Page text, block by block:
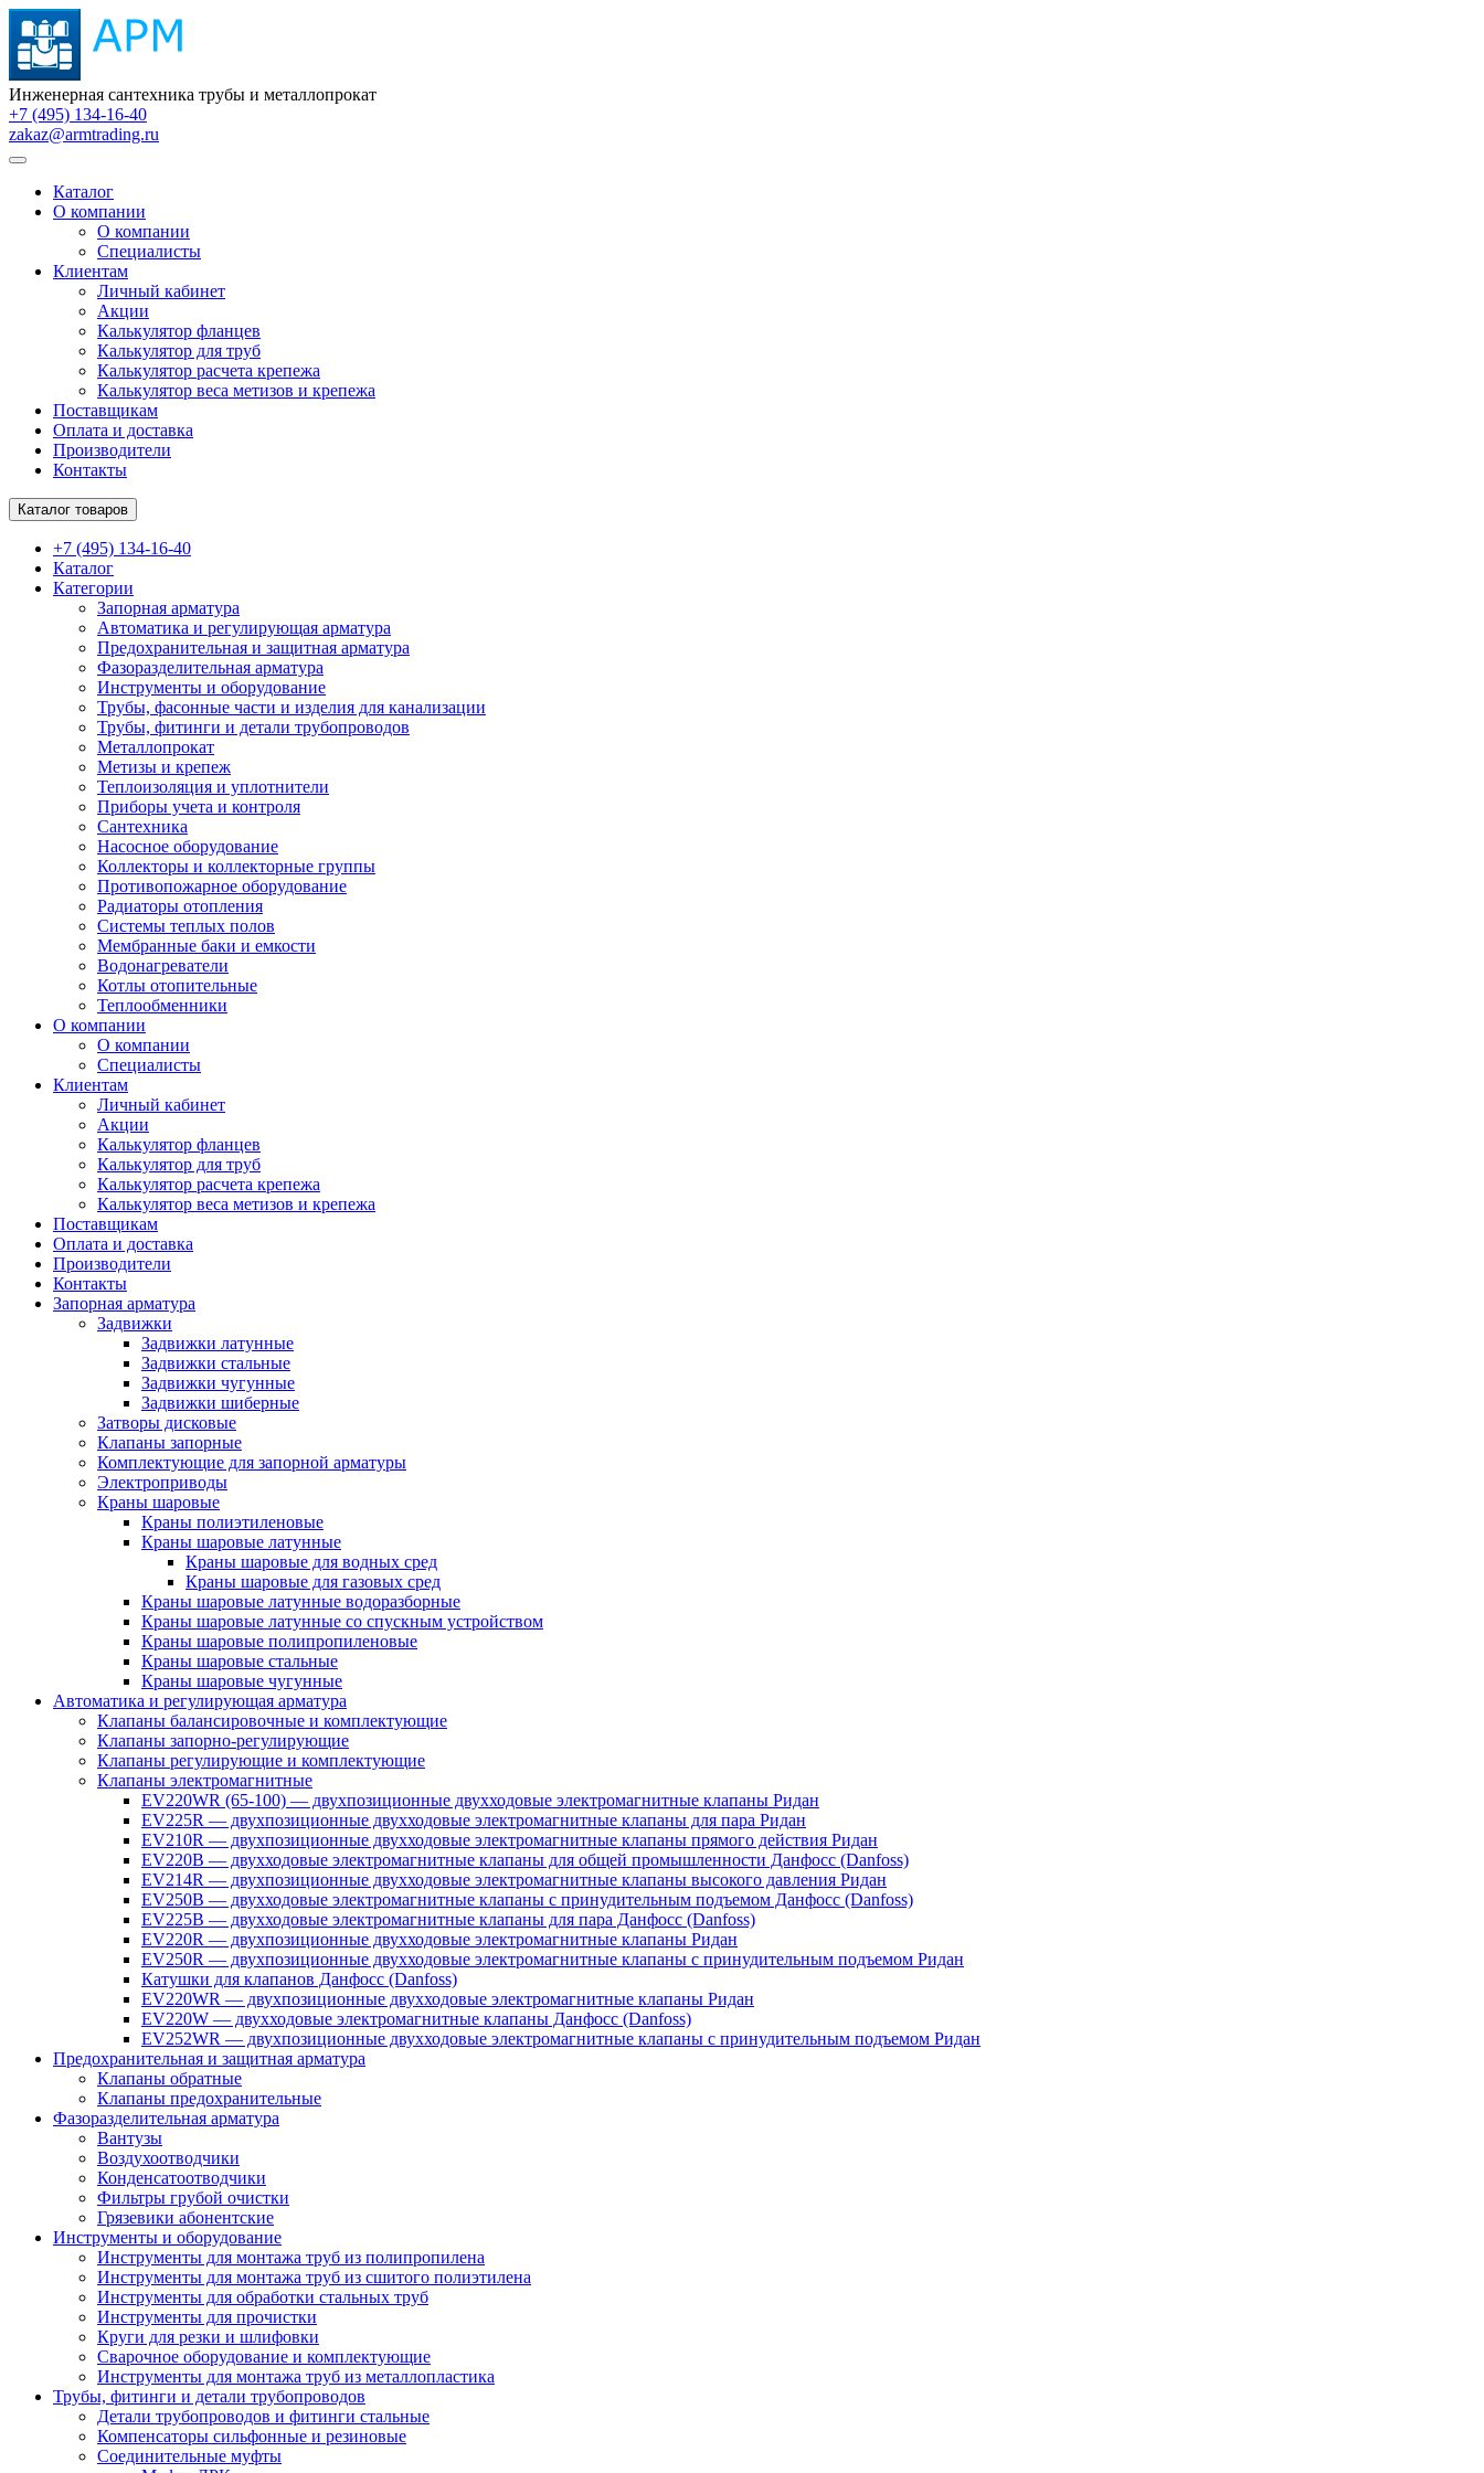
Инженерная сантехника трубы и металлопрокат
+7 (495) 134-16-40
zakaz@armtrading.ru
Каталог
О компании
О компании
Специалисты
Клиентам
Личный кабинет
Акции
Калькулятор фланцев
Калькулятор для труб
Калькулятор расчета крепежа
Калькулятор веса метизов и крепежа
Поставщикам
Оплата и доставка
Производители
Контакты
Каталог товаров
+7 (495) 134-16-40
Каталог
Категории
Запорная арматура
Автоматика и регулирующая арматура
Предохранительная и защитная арматура
Фазоразделительная арматура
Инструменты и оборудование
Трубы, фасонные части и изделия для канализации
Трубы, фитинги и детали трубопроводов
Металлопрокат
Метизы и крепеж
Теплоизоляция и уплотнители
Приборы учета и контроля
Сантехника
Насосное оборудование
Коллекторы и коллекторные группы
Противопожарное оборудование
Радиаторы отопления
Системы теплых полов
Мембранные баки и емкости
Водонагреватели
Котлы отопительные
Теплообменники
О компании
О компании
Специалисты
Клиентам
Личный кабинет
Акции
Калькулятор фланцев
Калькулятор для труб
Калькулятор расчета крепежа
Калькулятор веса метизов и крепежа
Поставщикам
Оплата и доставка
Производители
Контакты
Запорная арматура
Задвижки
Задвижки латунные
Задвижки стальные
Задвижки чугунные
Задвижки шиберные
Затворы дисковые
Клапаны запорные
Комплектующие для запорной арматуры
Электроприводы
Краны шаровые
Краны полиэтиленовые
Краны шаровые латунные
Краны шаровые для водных сред
Краны шаровые для газовых сред
Краны шаровые латунные водоразборные
Краны шаровые латунные со спускным устройством
Краны шаровые полипропиленовые
Краны шаровые стальные
Краны шаровые чугунные
Автоматика и регулирующая арматура
Клапаны балансировочные и комплектующие
Клапаны запорно-регулирующие
Клапаны регулирующие и комплектующие
Клапаны электромагнитные
EV220WR (65-100) — двухпозиционные двухходовые электромагнитные клапаны Ридан
EV225R — двухпозиционные двухходовые электромагнитные клапаны для пара Ридан
EV210R — двухпозиционные двухходовые электромагнитные клапаны прямого действия Ридан
EV220B — двухходовые электромагнитные клапаны для общей промышленности Данфосс (Danfoss)
EV214R — двухпозиционные двухходовые электромагнитные клапаны высокого давления Ридан
EV250B — двухходовые электромагнитные клапаны с принудительным подъемом Данфосс (Danfoss)
EV225B — двухходовые электромагнитные клапаны для пара Данфосс (Danfoss)
EV220R — двухпозиционные двухходовые электромагнитные клапаны Ридан
EV250R — двухпозиционные двухходовые электромагнитные клапаны с принудительным подъемом Ридан
Катушки для клапанов Данфосс (Danfoss)
EV220WR — двухпозиционные двухходовые электромагнитные клапаны Ридан
EV220W — двухходовые электромагнитные клапаны Данфосс (Danfoss)
EV252WR — двухпозиционные двухходовые электромагнитные клапаны с принудительным подъемом Ридан
Предохранительная и защитная арматура
Клапаны обратные
Клапаны предохранительные
Фазоразделительная арматура
Вантузы
Воздухоотводчики
Конденсатоотводчики
Фильтры грубой очистки
Грязевики абонентские
Инструменты и оборудование
Инструменты для монтажа труб из полипропилена
Инструменты для монтажа труб из сшитого полиэтилена
Инструменты для обработки стальных труб
Инструменты для прочистки
Круги для резки и шлифовки
Сварочное оборудование и комплектующие
Инструменты для монтажа труб из металлопластика
Трубы, фитинги и детали трубопроводов
Детали трубопроводов и фитинги стальные
Компенсаторы сильфонные и резиновые
Соединительные муфты